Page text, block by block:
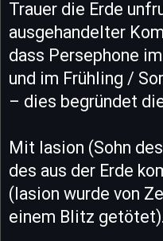
Trauer die Erde
ausgehandelter
dass Persephone
und im Frühling /
– dies begründet
Mit Iasion (Sohn
des aus der Erde
(Iasion wurde von
einem Blitz getötet).